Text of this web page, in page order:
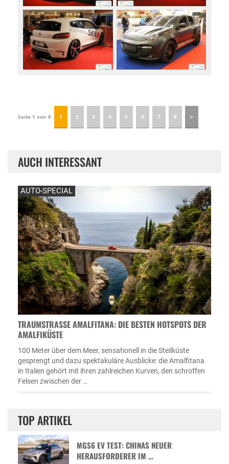
Seite 1 von 8 1 2 3 4 5 6 7 8
AUCH INTERESSANT
AUTO-SPECIAL
TRAUMSTRASSE AMALFITANA: DIE BESTEN HOTSPOTS DER A
MALFIKÜSTE
100 Meter über dem Meer, sensationell in die Steilküste
gesprengt und dazu spektakuläre Ausblicke: die Amalfitana
in Italien gehört mit ihren zahlreichen Kurven, den schroffen
Felsen zwischen der …
TOP ARTIKEL
MGS6 EV TEST: CHINAS NEUER
HERAUSFORDERER IM …